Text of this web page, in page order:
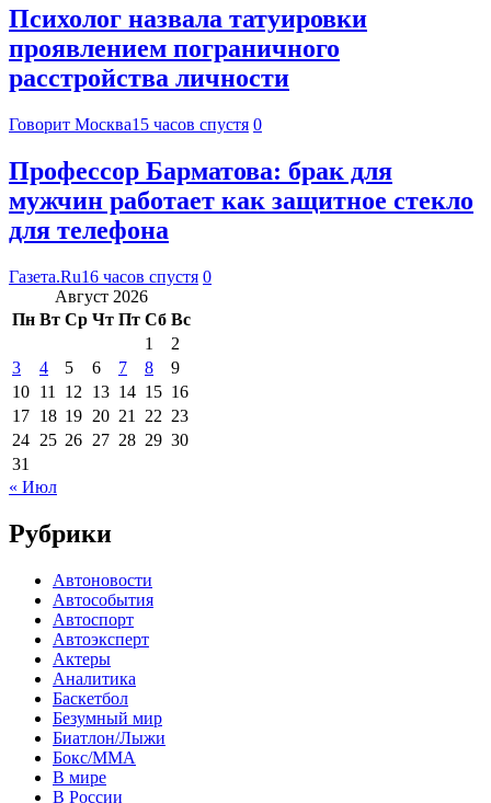
Психолог назвала татуировки
проявлением пограничного
расстройства личности
Говорит Москва15 часов спустя 0
Профессор Барматова: брак для
мужчин работает как защитное стекло
для телефона
Газета.Ru16 часов спустя 0
Август 2026
Пн Вт Ср Чт Пт Сб Вс
1
2
3
4 5 6 7 8
9
10 11 12 13 14 15 16
17 18 19 20 21 22 23
24 25 26 27 28 29 30
31
« Июл
Рубрики
Автоновости
Автособытия
Автоспорт
Автоэксперт
Актеры
Аналитика
Баскетбол
Безумный мир
Биатлон/Лыжи
Бокс/MMA
В мире
В России